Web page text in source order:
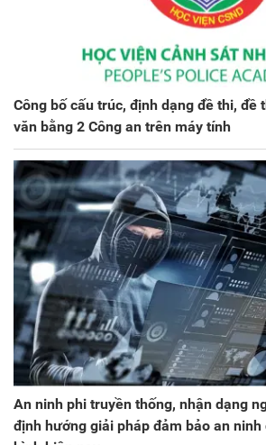
Công bố cấu trúc, định dạng đề thi, đề
văn bằng 2 Công an trên máy tính
An ninh phi truyền thống, nhận dạng
định hướng giải pháp đảm bảo an